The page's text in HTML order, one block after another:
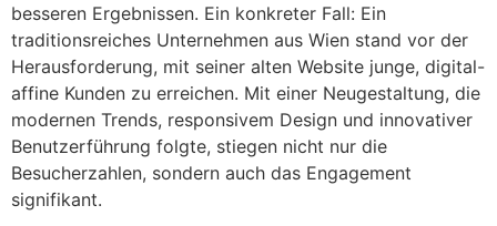
besseren Ergebnissen. Ein konkreter Fall: Ein
traditionsreiches Unternehmen aus Wien stand vor der
Herausforderung, mit seiner alten Website junge, digital-
affine Kunden zu erreichen. Mit einer Neugestaltung, die
modernen Trends, responsivem Design und innovativer
Benutzerführung folgte, stiegen nicht nur die
Besucherzahlen, sondern auch das Engagement
signifikant.